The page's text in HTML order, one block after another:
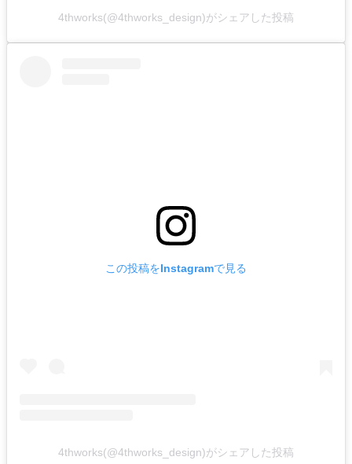
4thworks(@4thworks_design)がシェアした投稿
この投稿をInstagramで見る
4thworks(@4thworks_design)がシェアした投稿